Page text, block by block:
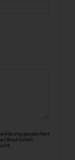
gespeichert
Brod GmbH